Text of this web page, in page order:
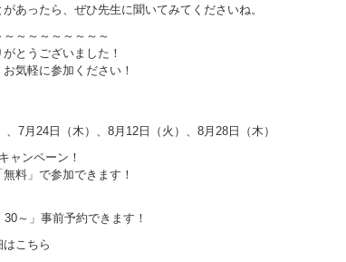
あったら、ぜひ先生に聞いてみてくださいね。
～～～～～～～～
とうございました！
気軽に参加ください！
7月24日（木）、8月12日（火）、8月28日（木）
ャンペーン！
で参加できます！
～」事前予約できます！
こちら